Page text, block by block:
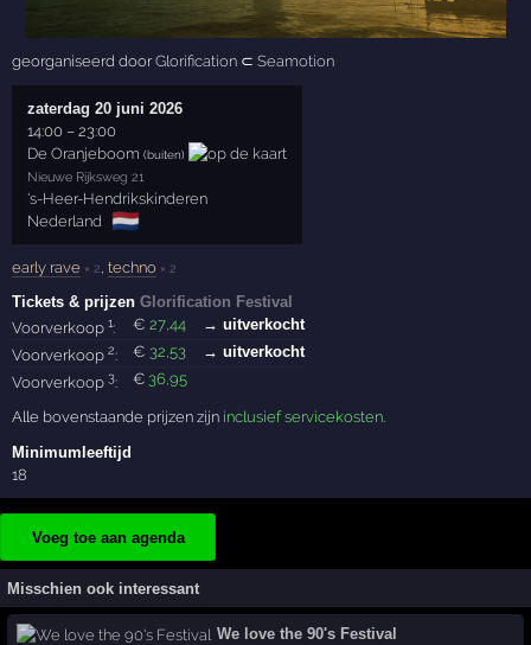
georganiseerd doorGlorification ⊂Seamotion
zaterdag 20 juni 2026
14:00 –23:00
De Oranjeboom (buiten)
Nieuwe Rijksweg 21
's-Heer-Hendrikskinderen
Nederland
🇳🇱
early rave × 2 ,techno × 2
Tickets & prijzenGlorification Festival
Voorverkoop1: € 27,44
→ uitverkocht
Voorverkoop2: € 32,53
→ uitverkocht
Voorverkoop3: € 36,95
Alle bovenstaande prijzen zijn inclusief servicekosten.
Minimumleeftijd
18
Voeg toe aan agenda
Misschien ook interessant
We love the 90's Festival